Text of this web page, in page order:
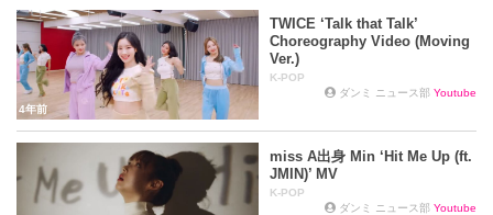
4年前
TWICE ‘Talk that Talk’
Choreography Video (Moving
Ver.)
K-POP
ダンミ ニュース部 Youtube
miss A出身 Min ‘Hit Me Up (ft.
JMIN)’ MV
K-POP
ダンミ ニュース部 Youtube